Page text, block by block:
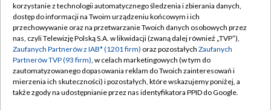
TVP
Abonament TVP
Emisja w TVP
Centrum informacji TVP
Naziemna Telewizja Cyfrowa
Regulamin TVP
Polityka prywatności
Moje zgody
Pomoc
korzystanie z technologii automatycznego śledzenia i zbierania danych,
dostęp do informacji na Twoim urządzeniu końcowym i ich
przechowywanie oraz na przetwarzanie Twoich danych osobowych przez
nas, czyli Telewizję Polską S.A. w likwidacji (zwaną dalej również „TVP”),
Zaufanych Partnerów z IAB* (1201 firm) oraz pozostałych Zaufanych
Partnerów TVP (93 firm), w celach marketingowych (w tym do
zautomatyzowanego dopasowania reklam do Twoich zainteresowań i
mierzenia ich skuteczności) i pozostałych, które wskazujemy poniżej, a
także zgody na udostępnianie przez nas identyfikatora PPID do Google.